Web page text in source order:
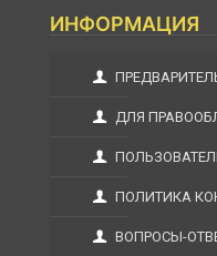
ИНФОРМАЦИЯ
ДЛЯ
ПОЛИТИКА
ВОПРОСЫ-